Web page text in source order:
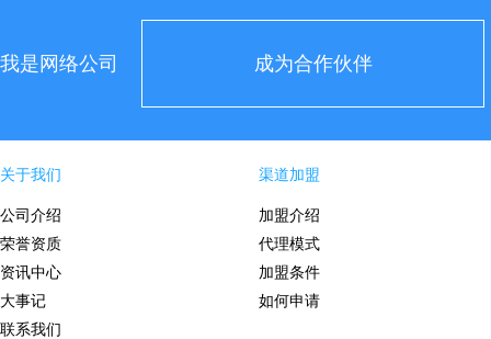
我是网络公司 成为合作伙伴
关于我们
公司介绍
荣誉资质
资讯中心
大事记
联系我们
渠道加盟
加盟介绍
代理模式
加盟条件
如何申请